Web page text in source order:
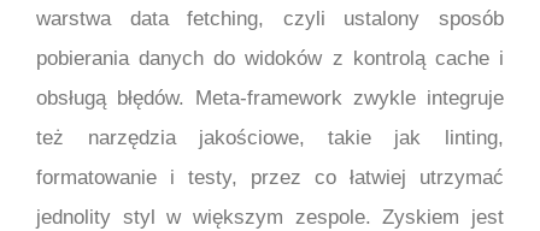
warstwa data fetching, czyli ustalony sposób
pobierania danych do widoków z kontrolą cache i
obsługą błędów. Meta-framework zwykle integruje
też narzędzia jakościowe, takie jak linting,
formatowanie i testy, przez co łatwiej utrzymać
jednolity styl w większym zespole. Zyskiem jest